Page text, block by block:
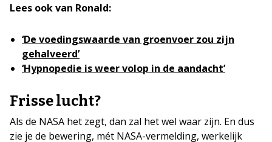
Lees ook van Ronald:
‘De voedingswaarde van groenvoer zou zijn
gehalveerd’
‘Hypnopedie is weer volop in de aandacht’
Frisse lucht?
Als de NASA het zegt, dan zal het wel waar zijn. En dus
zie je de bewering, mét NASA-vermelding, werkelijk